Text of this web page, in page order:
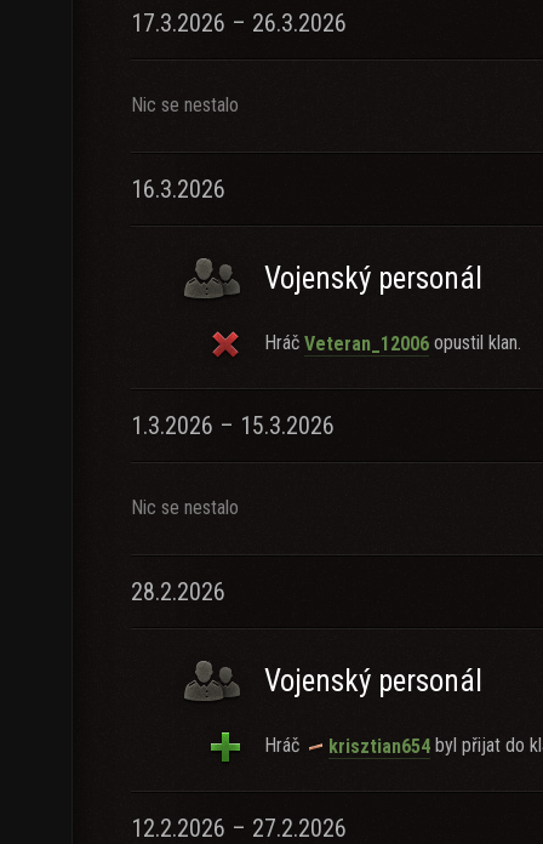
17.3.2026 – 26.3.2026
Nic se nestalo
16.3.2026
Vojenský personál
Hráč Veteran_12006 opustil klan.
1.3.2026 – 15.3.2026
Nic se nestalo
28.2.2026
Vojenský personál
Hráč krisztian654 byl přijat do
12.2.2026 – 27.2.2026